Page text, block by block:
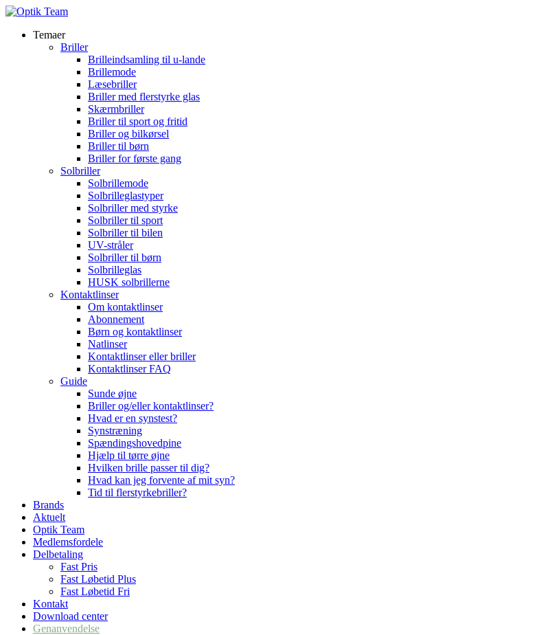
Temaer
Briller
Brilleindsamling til u-lande
Brillemode
Læsebriller
Briller med flerstyrke glas
Skærmbriller
Briller til sport og fritid
Briller og bilkørsel
Briller til børn
Briller for første gang
Solbriller
Solbrillemode
Solbrilleglastyper
Solbriller med styrke
Solbriller til sport
Solbriller til bilen
UV-stråler
Solbriller til børn
Solbrilleglas
HUSK solbrillerne
Kontaktlinser
Om kontaktlinser
Abonnement
Børn og kontaktlinser
Natlinser
Kontaktlinser eller briller
Kontaktlinser FAQ
Guide
Sunde øjne
Briller og/eller kontaktlinser?
Hvad er en synstest?
Synstræning
Spændingshovedpine
Hjælp til tørre øjne
Hvilken brille passer til dig?
Hvad kan jeg forvente af mit syn?
Tid til flerstyrkebriller?
Brands
Aktuelt
Optik Team
Medlemsfordele
Delbetaling
Fast Pris
Fast Løbetid Plus
Fast Løbetid Fri
Kontakt
Download center
Genanvendelse